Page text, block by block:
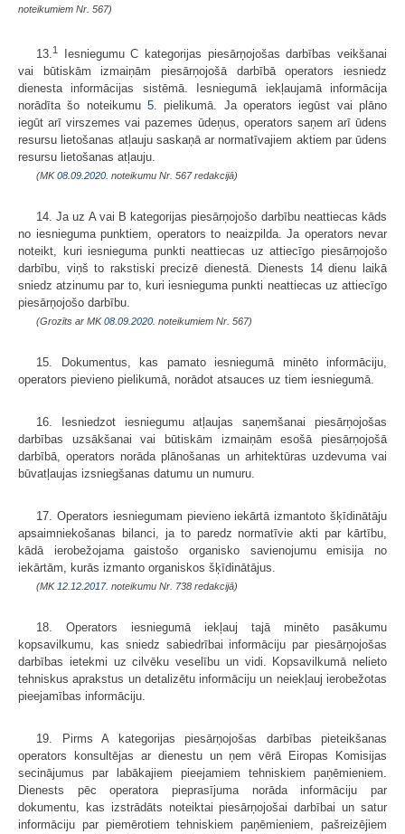
noteikumiem Nr. 567)
13.1
Iesniegumu C kategorijas piesārņojošas darbības veikšanai
vai būtiskām izmaiņām piesārņojošā darbībā operators iesniedz
dienesta informācijas sistēmā. Iesniegumā iekļaujamā informācija
norādīta šo noteikumu 5. pielikumā. Ja operators iegūst vai plāno
iegūt arī virszemes vai pazemes ūdeņus, operators saņem arī ūdens
resursu lietošanas atļauju saskaņā ar normatīvajiem aktiem par ūdens
resursu lietošanas atļauju.
(MK08.09.2020. noteikumu Nr. 567 redakcijā)
14. Ja uz A vai B kategorijas piesārņojošo darbību neattiecas kāds
no iesnieguma punktiem, operators to neaizpilda. Ja operators nevar
noteikt, kuri iesnieguma punkti neattiecas uz attiecīgo piesārņojošo
darbību, viņš to rakstiski precizē dienestā. Dienests 14 dienu laikā
sniedz atzinumu par to, kuri iesnieguma punkti neattiecas uz attiecīgo
piesārņojošo darbību.
(Grozīts ar MK08.09.2020. noteikumiem Nr. 567)
15. Dokumentus, kas pamato iesniegumā minēto informāciju,
operators pievieno pielikumā, norādot atsauces uz tiem iesniegumā.
16. Iesniedzot iesniegumu atļaujas saņemšanai piesārņojošas
darbības uzsākšanai vai būtiskām izmaiņām esošā piesārņojošā
darbībā, operators norāda plānošanas un arhitektūras uzdevuma vai
būvatļaujas izsniegšanas datumu un numuru.
17. Operators iesniegumam pievieno iekārtā izmantoto šķīdinātāju
apsaimniekošanas bilanci, ja to paredz normatīvie akti par kārtību,
kādā ierobežojama gaistošo organisko savienojumu emisija no
iekārtām, kurās izmanto organiskos šķīdinātājus.
(MK 12.12.2017. noteikumu Nr. 738 redakcijā)
18. Operators iesniegumā iekļauj tajā minēto pasākumu
kopsavilkumu, kas sniedz sabiedrībai informāciju par piesārņojošas
darbības ietekmi uz cilvēku veselību un vidi. Kopsavilkumā nelieto
tehniskus aprakstus un detalizētu informāciju un neiekļauj ierobežotas
pieejamības informāciju.
19. Pirms A kategorijas piesārņojošas darbības pieteikšanas
operators konsultējas ar dienestu un ņem vērā Eiropas Komisijas
secinājumus par labākajiem pieejamiem tehniskiem paņēmieniem.
Dienests pēc operatora pieprasījuma norāda informāciju par
dokumentu, kas izstrādāts noteiktai piesārņojošai darbībai un satur
informāciju par piemērotiem tehniskiem paņēmieniem, pašreizējiem